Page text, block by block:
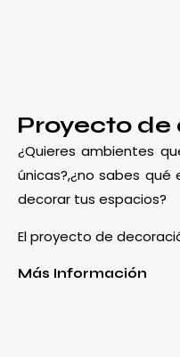
Proyecto
¿Quieres ambientes
únicas?,¿no sabes
decorar tus espacios?
El proyecto de
Más Información